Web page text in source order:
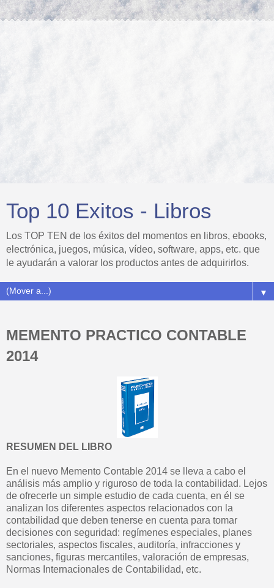
Top 10 Exitos - Libros
Los TOP TEN de los éxitos del momentos en libros, ebooks,
electrónica, juegos, música, vídeo, software, apps, etc. que
le ayudarán a valorar los productos antes de adquirirlos.
▼
MEMENTO PRACTICO CONTABLE
2014
RESUMEN DEL LIBRO
En el nuevo Memento Contable 2014 se lleva a cabo el
análisis más amplio y riguroso de toda la contabilidad. Lejos
de ofrecerle un simple estudio de cada cuenta, en él se
analizan los diferentes aspectos relacionados con la
contabilidad que deben tenerse en cuenta para tomar
decisiones con seguridad: regímenes especiales, planes
sectoriales, aspectos fiscales, auditoría, infracciones y
sanciones, figuras mercantiles, valoración de empresas,
Normas Internacionales de Contabilidad, etc.